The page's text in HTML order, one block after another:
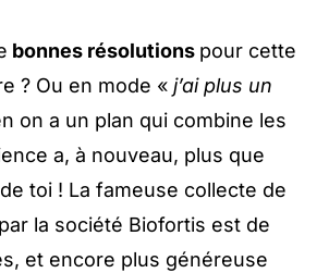
bonnes résolutions pour cette
? Ou en mode « j’ai plus un
on a un plan qui combine les
a, à nouveau, plus que
toi ! La fameuse collecte de
la société Biofortis est de
et encore plus généreuse